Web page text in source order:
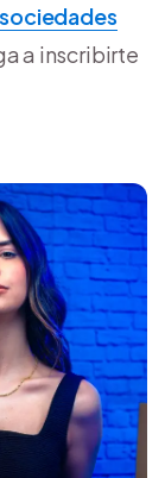
sociedades
a inscribirte